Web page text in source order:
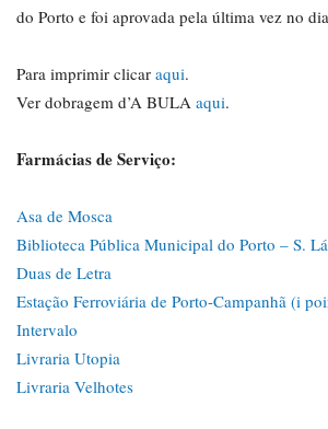
do Porto e foi aprovada pela última vez no
Para imprimir clicar aqui.
Ver dobragem d’A BULA aqui.
Farmácias de Serviço:
Asa de Mosca
Biblioteca Pública Municipal do Porto – S.
Duas de Letra
Estação Ferroviária de Porto-Campanhã (i
Intervalo
Livraria Utopia
Livraria Velhotes